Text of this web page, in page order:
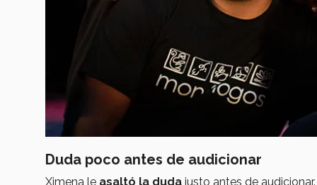
Duda poco antes de audicionar
Ximena le asaltó la duda justo antes de audicionar.